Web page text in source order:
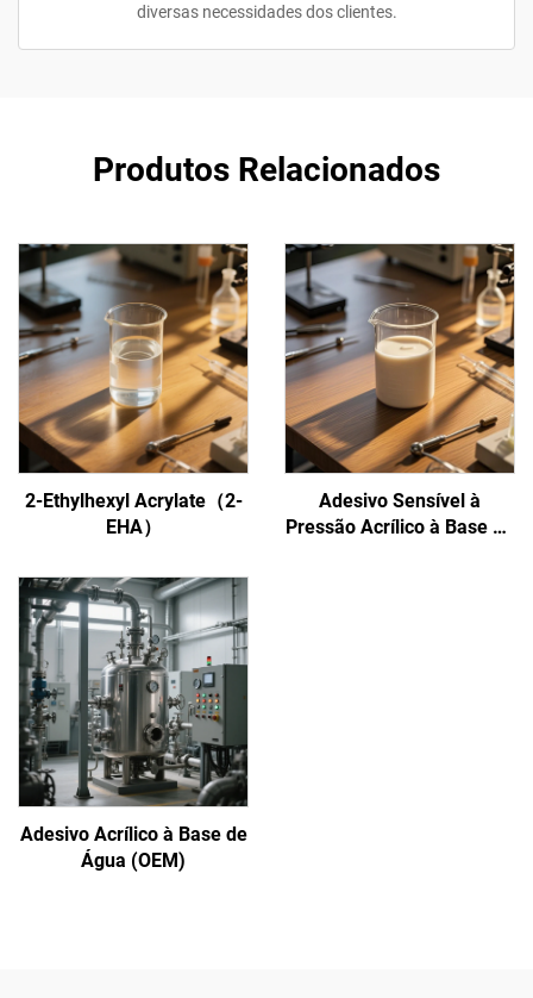
diversas necessidades dos clientes.
Produtos Relacionados
2-Ethylhexyl Acrylate（2-
EHA）
Adesivo Sensível à
Pressão Acrílico à Base de
Adesivo Acrílico à Base de
Água (OEM)